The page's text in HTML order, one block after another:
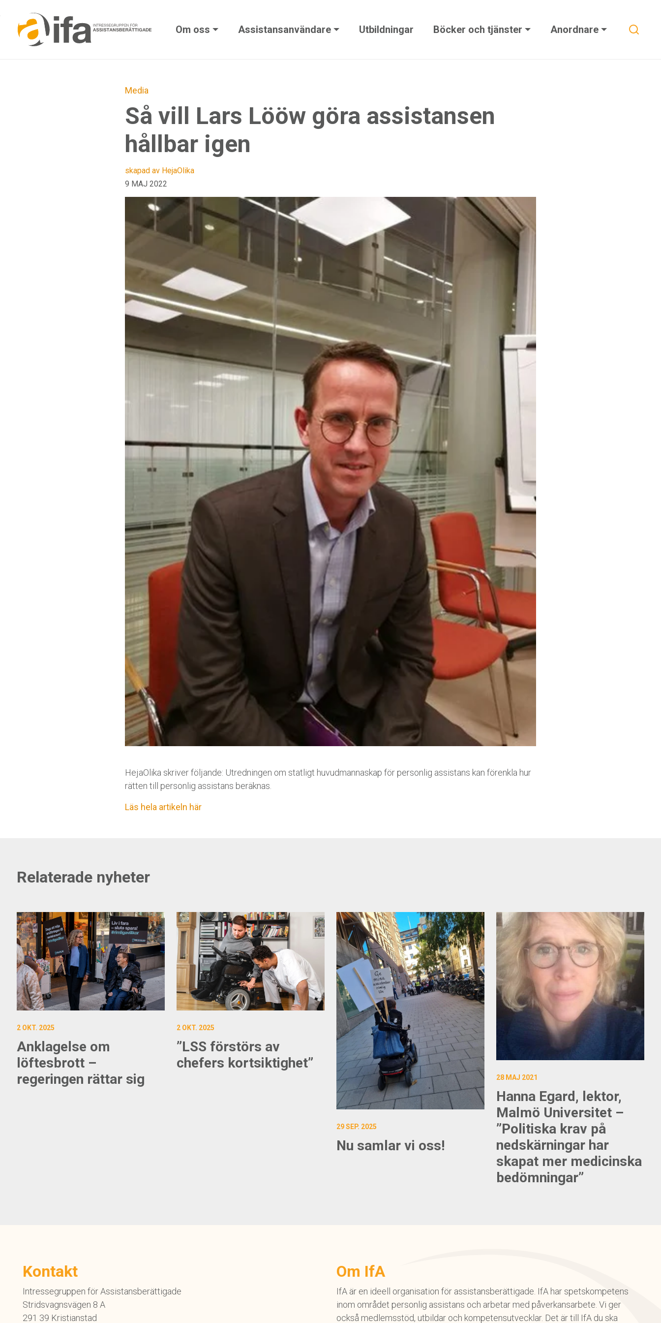
Skip to main content
Om oss Assistansanvändare Utbildningar Böcker och tjänster Anordnare
Media
Så vill Lars Lööw göra assistansen
hållbar igen
skapad av HejaOlika
9 MAJ 2022
HejaOlika skriver följande: Utredningen om statligt huvudmannaskap för personlig assistans kan förenkla hur
rätten till personlig assistans beräknas.
Läs hela artikeln här
Relaterade nyheter
2 OKT. 2025
Anklagelse om
löftesbrott –
regeringen rättar sig
2 OKT. 2025
”LSS förstörs av
chefers kortsiktighet”
29 SEP. 2025
Nu samlar vi oss!
28 MAJ 2021
Hanna Egard, lektor,
Malmö Universitet –
”Politiska krav på
nedskärningar har
skapat mer medicinska
bedömningar”
Kontakt
Intressegruppen för Assistansberättigade
Stridsvagnsvägen 8 A
291 39 Kristianstad
Om IfA
IfA är en ideell organisation för assistansberättigade. IfA har spetskompetens
inom området personlig assistans och arbetar med påverkansarbete. Vi ger
också medlemsstöd, utbildar och kompetensutvecklar. Det är till IfA du ska